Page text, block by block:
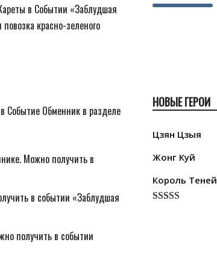
в Событии «Заблудшая
красно-зеленого
Событие Обменник в разделе
Можно получить в
в событии «Заблудшая
получить в событии
НОВЫЕ ГЕРОИ
Цзян Цзыя
Жонг Куй
Король Теней